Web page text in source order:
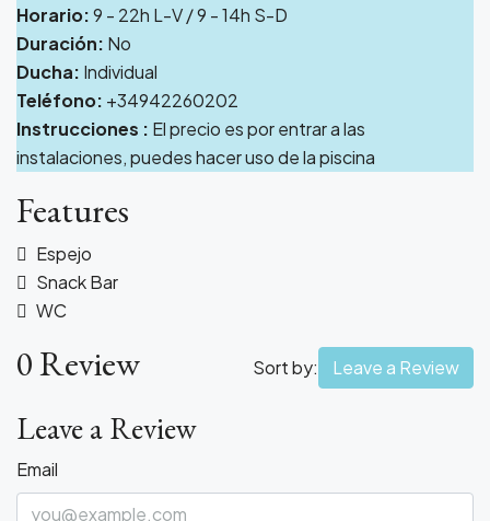
Horario:9 - 22h L-V / 9 - 14h S-D
Duración: No
Ducha: Individual
Teléfono: +34942260202
Instrucciones : El precio es por entrar a las
instalaciones, puedes hacer uso de la piscina
Features
Espejo
Snack Bar
WC
0 Review Sort by: Leave a Review
Leave a Review
Email